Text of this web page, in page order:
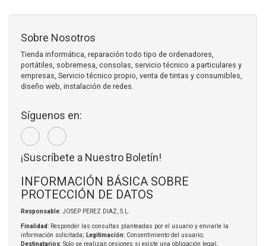
Sobre Nosotros
Tienda informática, reparación todo tipo de ordenadores,
portátiles, sobremesa, consolas, servicio técnico a particulares y
empresas, Servicio técnico propio, venta de tintas y consumibles,
diseño web, instalación de redes.
Síguenos en:
¡Suscríbete a Nuestro Boletín!
INFORMACIÓN BÁSICA SOBRE
PROTECCIÓN DE DATOS
Responsable: JOSEP PEREZ DIAZ, S.L.
Finalidad: Responder las consultas planteadas por el usuario y enviarle la
información solicitada; Legitimación: Consentimiento del usuario;
Destinatarios: Solo se realizan cesiones si existe una obligación legal;